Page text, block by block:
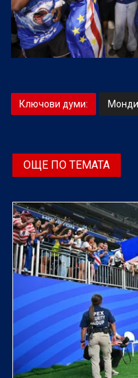
Ключови думи:
ОЩЕ ПО ТЕМАТА